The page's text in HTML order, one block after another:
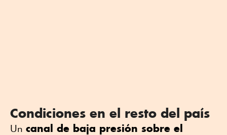
Condiciones en el resto del país
Un canal de baja presión sobre el